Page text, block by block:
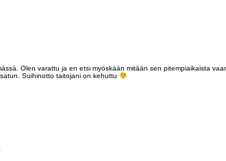
Olen varattu ja en etsi myöskään mitään sen pitempiaikaista
Suihinotto taitojani on kehuttu